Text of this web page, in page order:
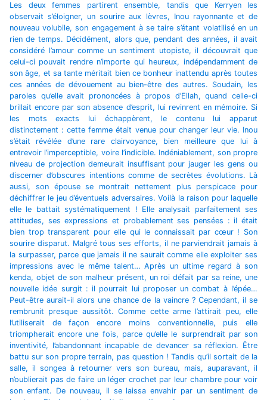
Les deux femmes partirent ensemble, tandis que Kerryen les
observait s’éloigner, un sourire aux lèvres, Inou rayonnante et de
nouveau volubile, son engagement à se taire s’étant volatilisé en un
rien de temps. Décidément, alors que, pendant des années, il avait
considéré l’amour comme un sentiment utopiste, il découvrait que
celui-ci pouvait rendre n’importe qui heureux, indépendamment de
son âge, et sa tante méritait bien ce bonheur inattendu après toutes
ces années de dévouement au bien-être des autres. Soudain, les
paroles qu’elle avait prononcées à propos d’Ellah, quand celle-ci
brillait encore par son absence d’esprit, lui revinrent en mémoire. Si
les mots exacts lui échappèrent, le contenu lui apparut
distinctement : cette femme était venue pour changer leur vie. Inou
s’était révélée d’une rare clairvoyance, bien meilleure que lui à
entrevoir l’imperceptible, voire l’indicible. Indéniablement, son propre
niveau de projection demeurait insuffisant pour jauger les gens ou
discerner d’obscures intentions comme de secrètes évolutions. Là
aussi, son épouse se montrait nettement plus perspicace pour
déchiffrer le jeu d’éventuels adversaires. Voilà la raison pour laquelle
elle le battait systématiquement ! Elle analysait parfaitement ses
attitudes, ses expressions et probablement ses pensées : il était
bien trop transparent pour elle qui le connaissait par cœur ! Son
sourire disparut. Malgré tous ses efforts, il ne parviendrait jamais à
la surpasser, parce que jamais il ne saurait comme elle exploiter ses
impressions avec le même talent… Après un ultime regard à son
kenda, objet de son malheur présent, un roi défait par sa reine, une
nouvelle idée surgit : il pourrait lui proposer un combat à l’épée…
Peut-être aurait-il alors une chance de la vaincre ? Cependant, il se
rembrunit presque aussitôt. Comme cette arme l’attirait peu, elle
l’utiliserait de façon encore moins conventionnelle, puis elle
triompherait encore une fois, parce qu’elle le surprendrait par son
inventivité, l’abandonnant incapable de devancer sa réflexion. Être
battu sur son propre terrain, pas question ! Tandis qu’il sortait de la
salle, il songea à retourner vers son bureau, mais, auparavant, il
n’oublierait pas de faire un léger crochet par leur chambre pour voir
son enfant. De nouveau, il se laissa envahir par un sentiment de